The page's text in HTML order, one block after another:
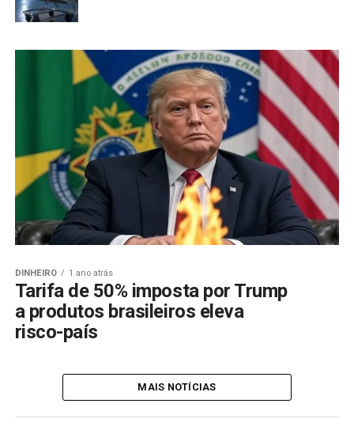
DINHEIRO 1 ano atrás
Tarifa de 50% imposta por Trump
a produtos brasileiros eleva
risco-país
MAIS NOTÍCIAS